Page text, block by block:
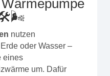
🛠️🌬️
nutzen
oder Wasser –
eines
um. Dafür